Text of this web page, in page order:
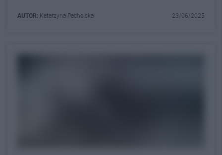
AUTOR: Katarzyna Pachelska 23/06/2025